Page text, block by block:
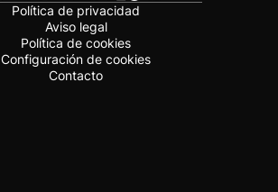
Política de privacidad
Aviso legal
Política de cookies
Configuración de cookies
Contacto